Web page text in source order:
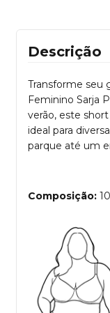
Descrição
Transforme seu
Feminino Sarja
verão, este
ideal para
parque até um
Composição: